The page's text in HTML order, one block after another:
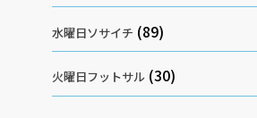
水曜日ソサイチ (89)
火曜日フットサル (30)